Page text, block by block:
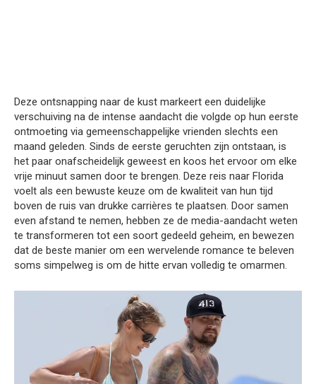
Deze ontsnapping naar de kust markeert een duidelijke
verschuiving na de intense aandacht die volgde op hun eerste
ontmoeting via gemeenschappelijke vrienden slechts een
maand geleden. Sinds de eerste geruchten zijn ontstaan, is
het paar onafscheidelijk geweest en koos het ervoor om elke
vrije minuut samen door te brengen. Deze reis naar Florida
voelt als een bewuste keuze om de kwaliteit van hun tijd
boven de ruis van drukke carrières te plaatsen. Door samen
even afstand te nemen, hebben ze de media-aandacht weten
te transformeren tot een soort gedeeld geheim, en bewezen
dat de beste manier om een wervelende romance te beleven
soms simpelweg is om de hitte ervan volledig te omarmen.